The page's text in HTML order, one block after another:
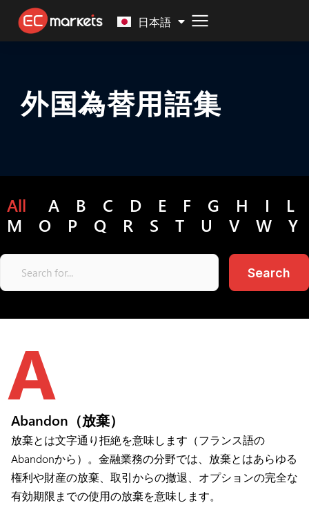
日本語
Malay
外国為替用語集
All A B C D E F G H I L
M O P Q R S T U V W Y
A
Abandon（放棄）
放棄とは文字通り拒絶を意味します（フランス語の
Abandonから）。金融業務の分野では、放棄とはあらゆる
権利や財産の放棄、取引からの撤退、オプションの完全な
有効期限までの使用の放棄を意味します。